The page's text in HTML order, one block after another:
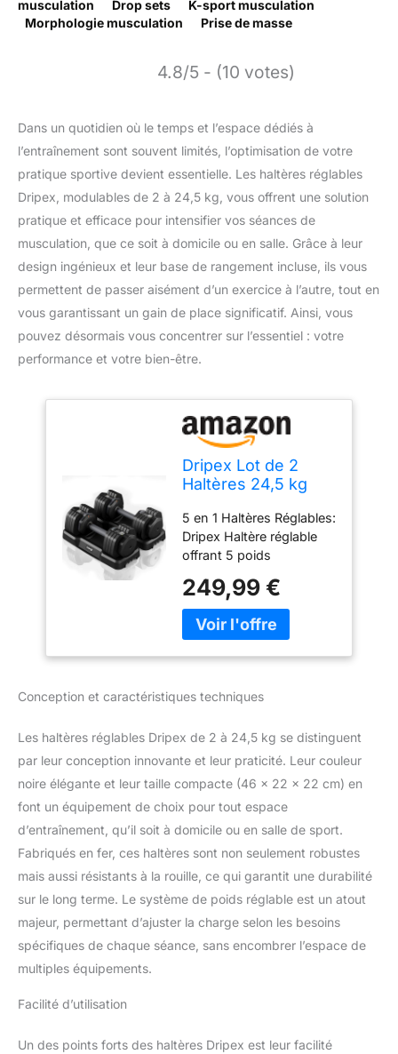
musculation
Drop sets
K-sport musculation
Morphologie musculation
Prise de masse
4.8/5 - (10 votes)
Dans un quotidien où le temps et l’espace dédiés à
l’entraînement sont souvent limités, l’optimisation de votre
pratique sportive devient essentielle. Les haltères réglables
Dripex, modulables de 2 à 24,5 kg, vous offrent une solution
pratique et efficace pour intensifier vos séances de
musculation, que ce soit à domicile ou en salle. Grâce à leur
design ingénieux et leur base de rangement incluse, ils vous
permettent de passer aisément d’un exercice à l’autre, tout en
vous garantissant un gain de place significatif. Ainsi, vous
pouvez désormais vous concentrer sur l’essentiel : votre
performance et votre bien-être.
Dripex Lot de 2
Haltères 24,5 kg
Niveaux - Noir
5 en 1 Haltères Réglables:
Dripex Haltère réglable
offrant 5 poids
15,5kg, 20kg et 24,5kg)
pour tous vos exercices
de musculation, et ce qui
avancés. Réglable en 1
musculation avec un
réglage du poids en 1
seconde, il suffit de
poignée pour rajouter ou
enlever du poids. Profitez
d'un réglage plus rapide
et plus fluide et gagnez
en efficacité
d'entraînement! Sécurité
Maximale: Mécanisme de
verrouillage double sur
une sécurité et une
249,99 €
Conception et caractéristiques techniques
Les haltères réglables Dripex de 2 à 24,5 kg se distinguent
par leur conception innovante et leur praticité. Leur couleur
noire élégante et leur taille compacte (46 x 22 x 22 cm) en
font un équipement de choix pour tout espace
d’entraînement, qu’il soit à domicile ou en salle de sport.
Fabriqués en fer, ces haltères sont non seulement robustes
mais aussi résistants à la rouille, ce qui garantit une durabilité
sur le long terme. Le système de poids réglable est un atout
majeur, permettant d’ajuster la charge selon les besoins
spécifiques de chaque séance, sans encombrer l’espace de
multiples équipements.
Facilité d’utilisation
Un des points forts des haltères Dripex est leur facilité